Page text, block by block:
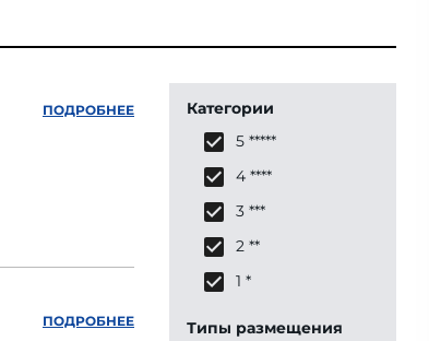
ПОДРОБНЕЕ
ПОДРОБНЕЕ
Категории
5 *****
4 ****
3 ***
2 **
1 *
Типы размещения